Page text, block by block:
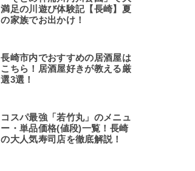
満足の川遊び体験記【長崎】夏
の家族でお出かけ！
長崎市内でおすすめの居酒屋は
こちら！居酒屋好きが教える厳
選3選！
コスパ最強「若竹丸」のメニュ
ー・単品価格(値段)一覧！長崎
の大人気寿司店を徹底解説！